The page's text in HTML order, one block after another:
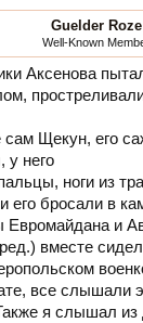
Guelder Roze
Well-Known
Аксенова
сам Щекун, его
у него
ноги из
его бросали в
Евромайдана и
вместе
все слышали
я слышал из